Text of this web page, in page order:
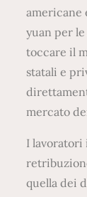
americane
yuan per
toccare il
statali e
mercato
I
quella dei